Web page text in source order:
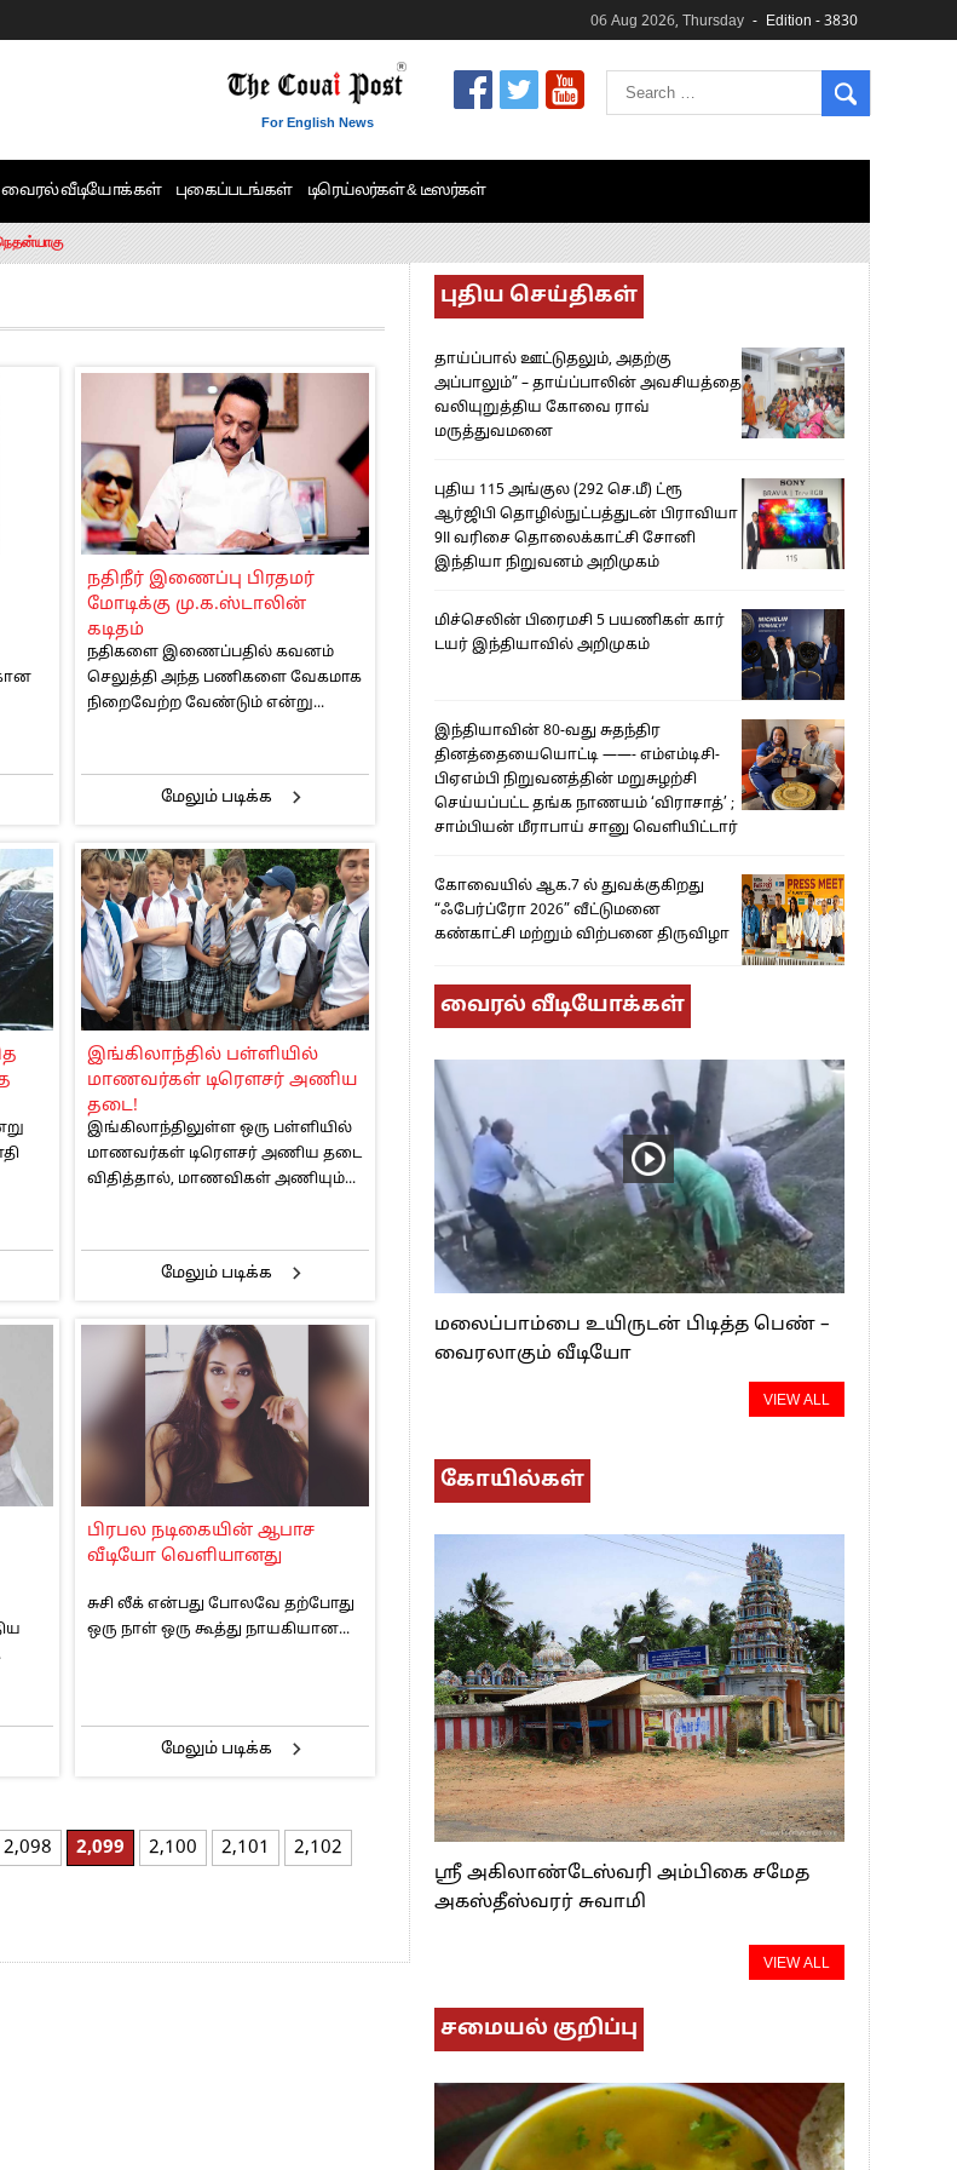
06 Aug 2026, Thursday Edition - 3830
For English News
வைரல் வீடியோக்கள் புகைப்படங்கள் டிரெய்லர்கள் & டீஸர்கள்
திமுக”- பாமக தலைவர் அன்புமணி ராமதாஸ்
– கார்த்தி சிதம்பரம்
நதிநீர் இணைப்பு பிரதமர்
மோடிக்கு மு.க.ஸ்டாலின்
கடிதம்
நதிகளை இணைப்பதில் கவனம்
செலுத்தி அந்த பணிகளை வேகமாக
நிறைவேற்ற வேண்டும் என்று...
மேலும் படிக்க
இங்கிலாந்தில் பள்ளியில்
மாணவர்கள் டிரௌசர் அணிய
தடை!
இங்கிலாந்திலுள்ள ஒரு பள்ளியில்
மாணவர்கள் டிரௌசர் அணிய தடை
விதித்தால், மாணவிகள் அணியும்...
மேலும் படிக்க
பிரபல நடிகையின் ஆபாச
வீடியோ வெளியானது
சுசி லீக் என்பது போலவே தற்போது
ஒரு நாள் ஒரு கூத்து நாயகியான...
மேலும் படிக்க
2,098 2,099 2,100 2,101
2,102
புதிய செய்திகள்
தாய்ப்பால் ஊட்டுதலும், அதற்கு
அப்பாலும்” – தாய்ப்பாலின் அவசியத்தை
வலியுறுத்திய கோவை ராவ்
மருத்துவமனை
புதிய 115 அங்குல (292 செ.மீ) ட்ரூ
ஆர்ஜிபி தொழில்நுட்பத்துடன் பிராவியா
9II வரிசை தொலைக்காட்சி சோனி
இந்தியா நிறுவனம் அறிமுகம்
மிச்செலின் பிரைமசி 5 பயணிகள் கார்
டயர் இந்தியாவில் அறிமுகம்
இந்தியாவின் 80-வது சுதந்திர
தினத்தையையொட்டி ——- எம்எம்டிசி-
பிஏஎம்பி நிறுவனத்தின் மறுசுழற்சி
செய்யப்பட்ட தங்க நாணயம் ‘விராசாத்’ ;
சாம்பியன் மீராபாய் சானு வெளியிட்டார்
கோவையில் ஆக.7 ல் துவக்குகிறது
“ஃபேர்ப்ரோ 2026” வீட்டுமனை
கண்காட்சி மற்றும் விற்பனை திருவிழா
வைரல் வீடியோக்கள்
மலைப்பாம்பை உயிருடன் பிடித்த பெண் –
வைரலாகும் வீடியோ
VIEW ALL
கோயில்கள்
ஸ்ரீ அகிலாண்டேஸ்வரி அம்பிகை சமேத
அகஸ்தீஸ்வரர் சுவாமி
VIEW ALL
சமையல் குறிப்பு